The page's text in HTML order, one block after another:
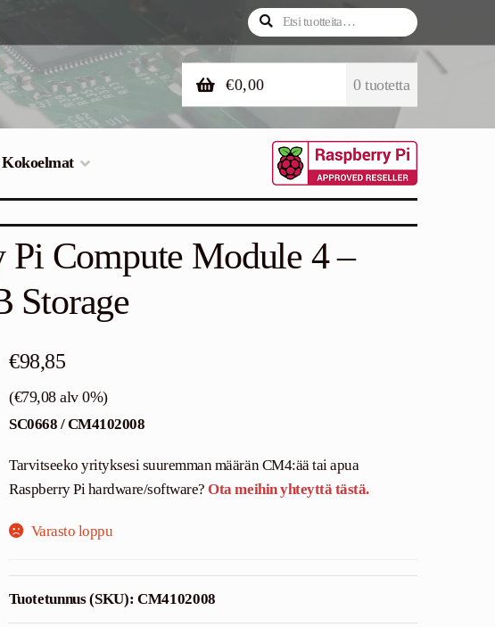
Etsi:
Haku
€0,00 0 tuotetta
Kokoelmat
Pi Compute Module 4 –
Storage
€98,85
(€79,08alv 0%)
SC0668 / CM4102008
Tarvitseeko yrityksesi suuremman määrän CM4:ää tai apua
Raspberry Pi hardware/software?Ota meihin yhteyttä tästä.
Varasto loppu
Tuotetunnus (SKU): CM4102008